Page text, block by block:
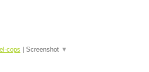
cops Screenshot ▼